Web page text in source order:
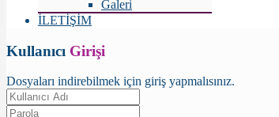
Galeri
İLETİŞİM
Kullanıcı Girişi
Dosyaları indirebilmek için giriş yapmalısınız.